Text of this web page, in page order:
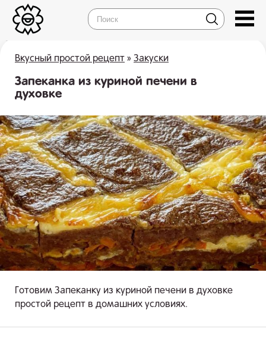
Вкусный простой рецепт » Закуски
Запеканка из куриной печени в
духовке
Готовим Запеканку из куриной печени в духовке
простой рецепт в домашних условиях.